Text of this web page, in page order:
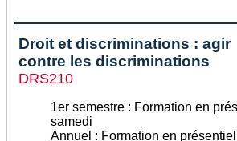
Droit et discriminations : agir
contre les discriminations
DRS210
1er semestre : Formation en
samedi
Annuel : Formation en